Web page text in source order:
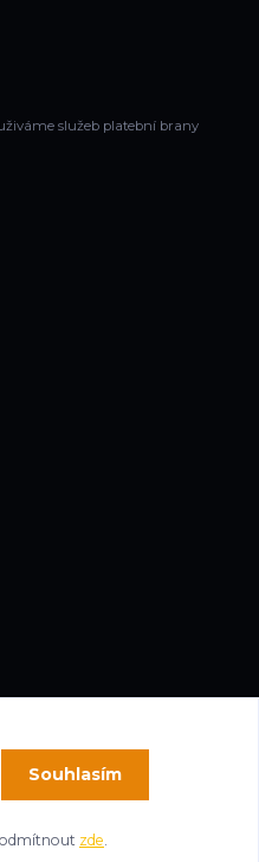
služeb platební brany
Eshop-rychle.cz
Souhlasím
zde